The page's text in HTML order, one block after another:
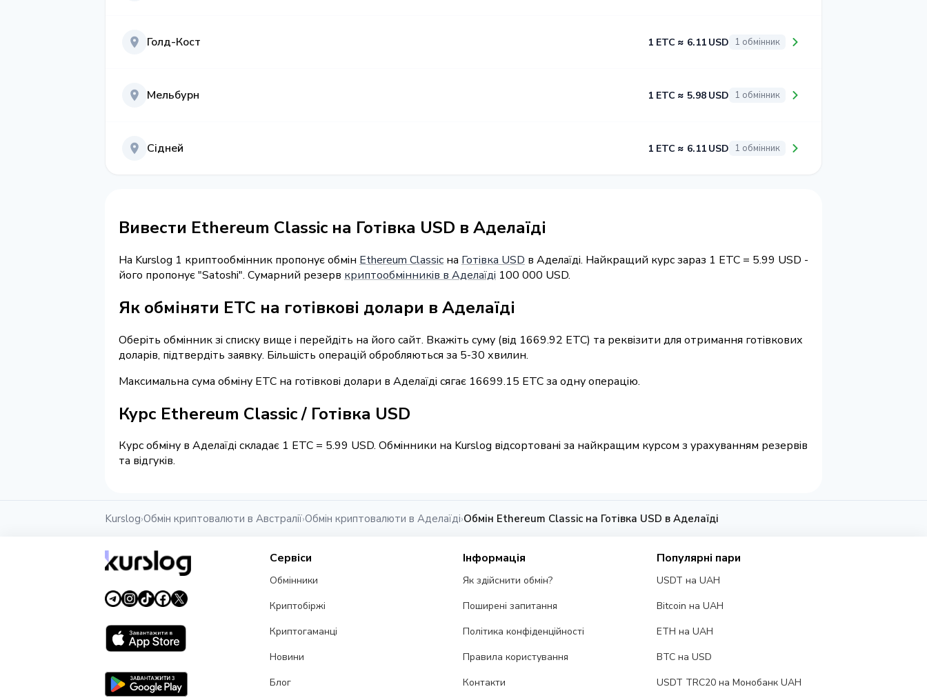
Голд-Кост 1 ETC ≈ 6.11 USD 1 обмінник
Мельбурн 1 ETC ≈ 5.98 USD 1 обмінник
Сідней 1 ETC ≈ 6.11 USD 1 обмінник
Вивести Ethereum Classic на Готівка USD в Аделаїді
На Kurslog 1 криптообмінник пропонує обмін Ethereum Classic на Готівка USD в Аделаїді. Найкращий курс зараз 1 ETC = 5.99 USD -
його пропонує "Satoshi". Сумарний резерв криптообмінників в Аделаїді 100 000 USD.
Як обміняти ETC на готівкові долари в Аделаїді
Оберіть обмінник зі списку вище і перейдіть на його сайт. Вкажіть суму (від 1669.92 ETC) та реквізити для отримання готівкових
доларів, підтвердіть заявку. Більшість операцій обробляються за 5-30 хвилин.
Максимальна сума обміну ETC на готівкові долари в Аделаїді сягає 16699.15 ETC за одну операцію.
Курс Ethereum Classic / Готівка USD
Курс обміну в Аделаїді складає 1 ETC = 5.99 USD. Обмінники на Kurslog відсортовані за найкращим курсом з урахуванням резервів
та відгуків.
Kurslog›Обмін криптовалюти в Австралії›Обмін криптовалюти в Аделаїді›Обмін Ethereum Classic на Готівка USD в Аделаїді
Сервіси
Обмінники
Криптобіржі
Криптогаманці
Новини
Блог
Інформація
Як здійснити обмін?
Поширені запитання
Політика конфіденційності
Правила користування
Контакти
Популярні пари
USDT на UAH
Bitcoin на UAH
ETH на UAH
BTC на USD
USDT TRC20 на Монобанк UAH